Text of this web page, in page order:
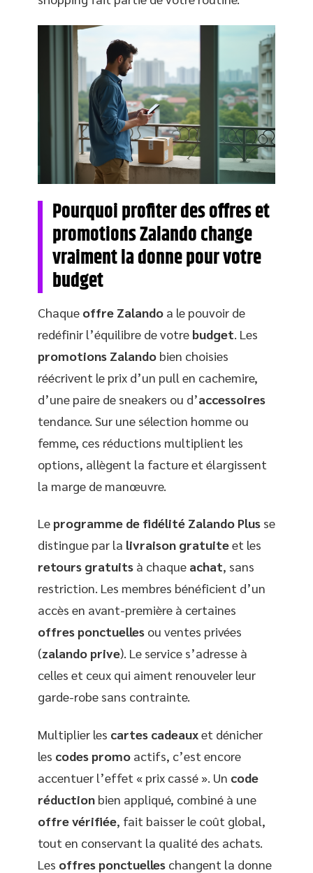
Pourquoi profiter des offres et
promotions Zalando change
vraiment la donne pour votre
budget
Chaque offre Zalando a le pouvoir de
redéfinir l’équilibre de votre budget. Les
promotions Zalando bien choisies
réécrivent le prix d’un pull en cachemire,
d’une paire de sneakers ou d’accessoires
tendance. Sur une sélection homme ou
femme, ces réductions multiplient les
options, allègent la facture et élargissent
la marge de manœuvre.
Le programme de fidélité Zalando Plus se
distingue par la livraison gratuiteet les
retours gratuits à chaque achat, sans
restriction. Les membres bénéficient d’un
accès en avant-première à certaines
offres ponctuelles ou ventes privées
(zalando prive). Le service s’adresse à
celles et ceux qui aiment renouveler leur
garde-robe sans contrainte.
Multiplier les cartes cadeauxet dénicher
les codes promo actifs, c’est encore
accentuer l’effet « prix cassé ». Un code
réduction bien appliqué, combiné à une
offre vérifiée, fait baisser le coût global,
tout en conservant la qualité des achats.
Les offres ponctuelles changent la donne